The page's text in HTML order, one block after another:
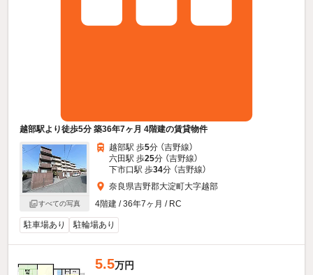
越部駅より徒歩5分 築36年7ヶ月 4階建の賃貸物件
すべての写真
越部駅 歩5分 （吉野線）
六田駅 歩25分 （吉野線）
下市口駅 歩34分 （吉野線）
奈良県吉野郡大淀町大字越部
4階建 / 36年7ヶ月 / RC
駐車場あり 駐輪場あり
5.5万円